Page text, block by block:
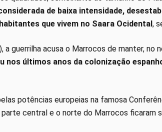
de baixa intensidade,
que vivem no Saara Ocidental,
a guerrilha acusa o Marrocos de manter,
nos últimos anos da colonização
potências europeias na famosa
parte central e o norte do Marrocos ficaram